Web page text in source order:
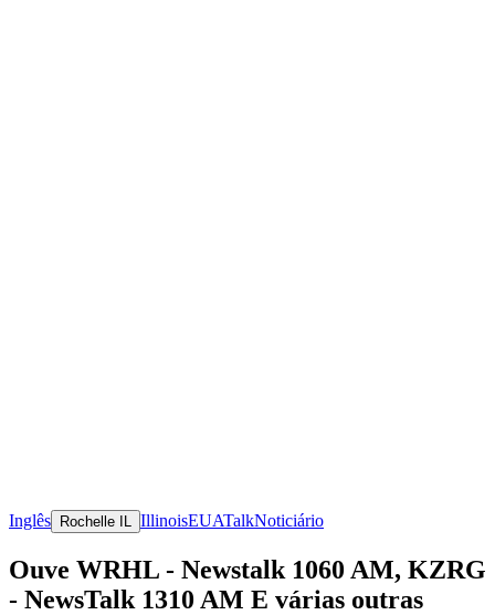
Inglês Rochelle IL IllinoisEUATalkNoticiário
Ouve WRHL - Newstalk 1060 AM, KZRG
- NewsTalk 1310 AM E várias outras